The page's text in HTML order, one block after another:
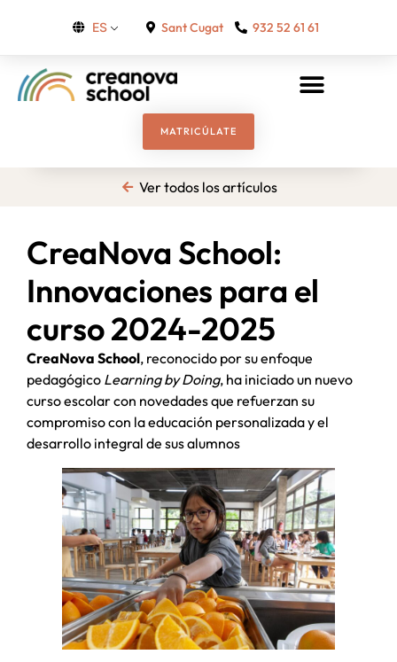
ES Sant Cugat 932 52 61 61
MATRICÚLATE
Ver todos los artículos
CreaNova School:
Innovaciones para el
curso 2024-2025
CreaNova School, reconocido por su enfoque
pedagógico Learning by Doing, ha iniciado un nuevo
curso escolar con novedades que refuerzan su
compromiso con la educación personalizada y el
desarrollo integral de sus alumnos